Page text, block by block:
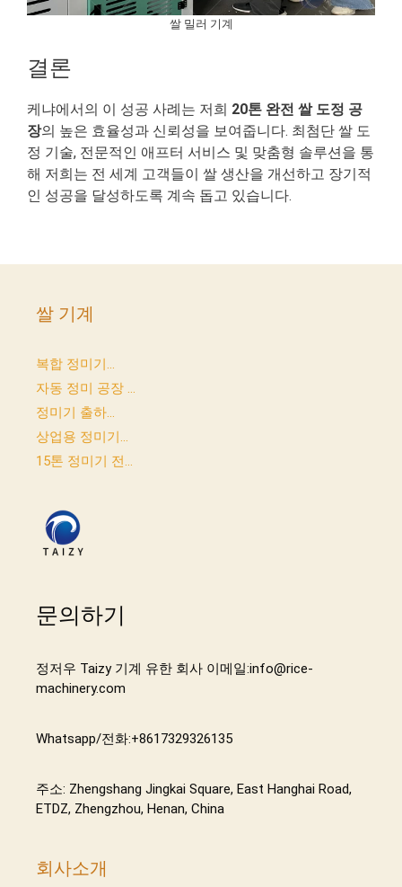
쌀 밀러 기계
결론
케냐에서의 이 성공 사례는 저희 20톤 완전 쌀 도정 공
장의 높은 효율성과 신뢰성을 보여줍니다. 최첨단 쌀 도
정 기술, 전문적인 애프터 서비스 및 맞춤형 솔루션을 통
해 저희는 전 세계 고객들이 쌀 생산을 개선하고 장기적
인 성공을 달성하도록 계속 돕고 있습니다.
쌀 기계
복합 정미기...
자동 정미 공장 ...
정미기 출하...
상업용 정미기...
15톤 정미기 전...
문의하기
정저우 Taizy 기계 유한 회사 이메일:info@rice-
machinery.com
Whatsapp/전화:+8617329326135
주소: Zhengshang Jingkai Square, East Hanghai Road,
ETDZ, Zhengzhou, Henan, China
회사소개